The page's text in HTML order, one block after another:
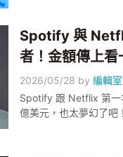
Spotify 與
者！金額傳上看
2026/05/28 by編輯室
Spotify 跟 Netflix 第一
億美元，也太夢幻了吧！